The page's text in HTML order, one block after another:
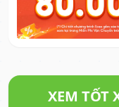
XEM TỐT